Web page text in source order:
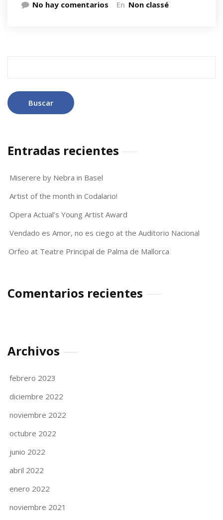
No hay comentarios En Non classé
Entradas recientes
Miserere by Nebra in Basel
Artist of the month in Codalario!
Opera Actual’s Young Artist Award
Vendado es Amor, no es ciego at the Auditorio Nacional
Orfeo at Teatre Principal de Palma de Mallorca
Comentarios recientes
Archivos
febrero 2023
diciembre 2022
noviembre 2022
octubre 2022
junio 2022
abril 2022
enero 2022
noviembre 2021